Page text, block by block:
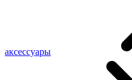
аксессуары